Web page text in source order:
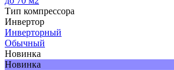
Тип компрессора
Инвертор
Инверторный
Обычный
Новинка
Новинка